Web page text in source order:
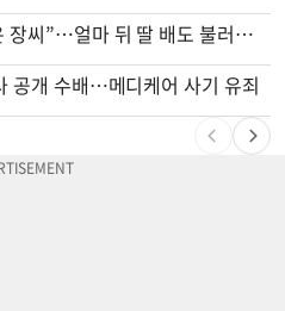
엄마 성폭행한 “사람 좋은 장씨”…얼마 뒤 딸 배도 불러왔다
공개 수배…메디케어 사기 유죄